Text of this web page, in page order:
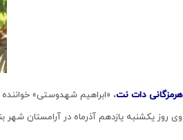
هرمزگانی دات نت
وی روز یکشنبه یازدهم آذرماه در آرامستان